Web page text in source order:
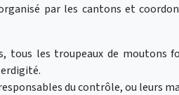
par les cantons et
tous les troupeaux de moutons
du contrôle, ou leurs